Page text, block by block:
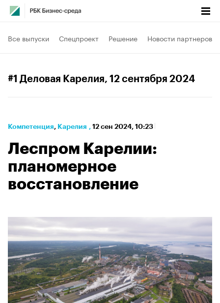
Все выпуски Спецпроект Решение Новости партнеров
#1 Деловая Карелия, 12 сентября 2024
Компетенция⁠, Карелия , 12 сен 2024, 10:23
Леспром Карелии:
планомерное
восстановление